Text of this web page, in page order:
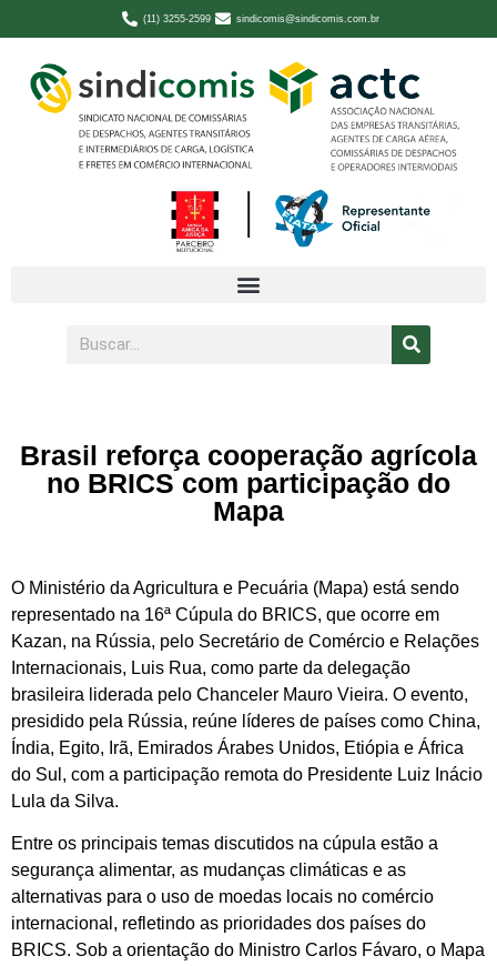
(11) 3255-2599 sindicomis@sindicomis.com.br
Brasil reforça cooperação agrícola
no BRICS com participação do
Mapa
O Ministério da Agricultura e Pecuária (Mapa) está sendo
representado na 16ª Cúpula do BRICS, que ocorre em
Kazan, na Rússia, pelo Secretário de Comércio e Relações
Internacionais, Luis Rua, como parte da delegação
brasileira liderada pelo Chanceler Mauro Vieira. O evento,
presidido pela Rússia, reúne líderes de países como China,
Índia, Egito, Irã, Emirados Árabes Unidos, Etiópia e África
do Sul, com a participação remota do Presidente Luiz Inácio
Lula da Silva.
Entre os principais temas discutidos na cúpula estão a
segurança alimentar, as mudanças climáticas e as
alternativas para o uso de moedas locais no comércio
internacional, refletindo as prioridades dos países do
BRICS. Sob a orientação do Ministro Carlos Fávaro, o Mapa